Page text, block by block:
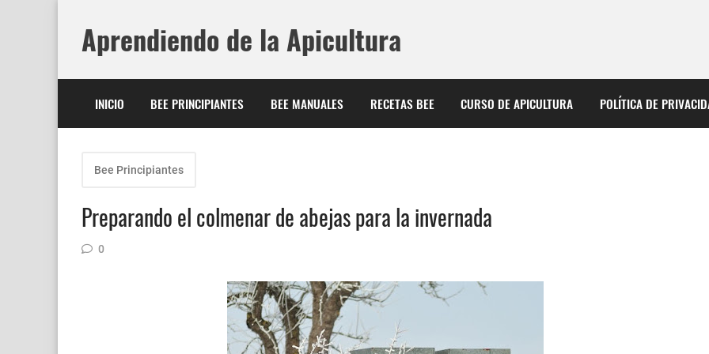
Aprendiendo de la Apicultura
INICIO BEE PRINCIPIANTES BEE MANUALES RECETAS BEE CURSO DE APICULTURA POLÍTICA DE
Bee Principiantes
Preparando el colmenar de abejas para la invernada
0